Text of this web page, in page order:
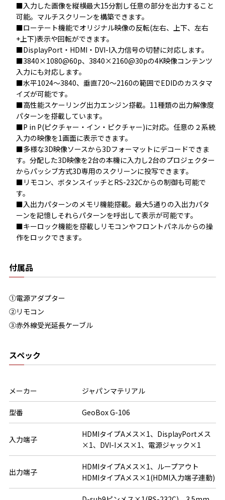
■入力した画像を縦横最大15分割し任意の部分を出力すること
可能。マルチスクリーンを構築できます。
■ローテート機能でオリジナル映像の反転(左右、上下、左右
+上下)表示や回転ができます。
■DisplayPort・HDMI・DVI-I入力信号の切替に対応します。
■3840×1080@60p、3840×2160@30pの4K映像コンテンツ
入力にも対応します。
■水平1024～3840、垂直720～2160の範囲でEDIDのカスタマ
イズが可能です。
■高性能スケーリング出力エンジン搭載。11種類の出力解像度
パターンを搭載しています。
■P in P(ピクチャー・イン・ピクチャー)に対応。任意の２系統
入力の映像を1画面に表示できます。
■多様な3D映像ソースから3Dフォーマットにデコードできま
す。分配した3D映像を2台の本機に入力し2台のプロジェクター
からパッシブ方式3D専用のスクリーンに投写できます。
■リモコン、ボタンスイッチとRS-232Cからの制御も可能で
す。
■入出力パターンのメモリ機能搭載。最大5通りの入出力パタ
ーンを記憶しそれらパターンを呼出して表示が可能です。
■キーロック機能を搭載しリモコンやフロントパネルからの操
作をロックできます。
付属品
①電源アダプター
②リモコン
③赤外線受光延長ケーブル
スペック
メーカー ジャパンマテリアル
型番 GeoBox G-106
入力端子
HDMIタイプAメス×1、DisplayPortメス
×1、DVI-Iメス×1、電源ジャック×1
出力端子
HDMIタイプAメス×1、ループアウト
HDMIタイプAメス×1(HDMI入力端子連動)